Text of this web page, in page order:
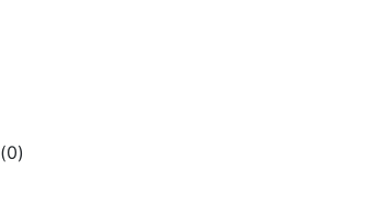
(0)